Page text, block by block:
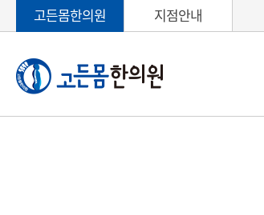
고든몸한의원 지점안내